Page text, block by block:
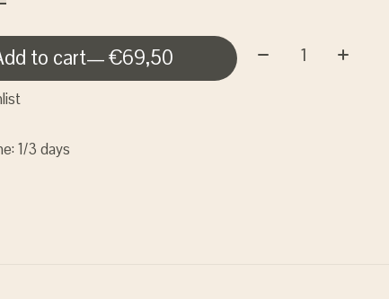
to cart — €69,50 Quantity:
1/3 days